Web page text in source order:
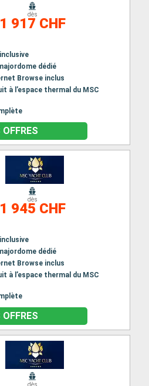
dès
1 917 CHF
dédié
Browse inclus
à l’espace thermal du MSC
dès
1 945 CHF
dédié
Browse inclus
à l’espace thermal du MSC
dès